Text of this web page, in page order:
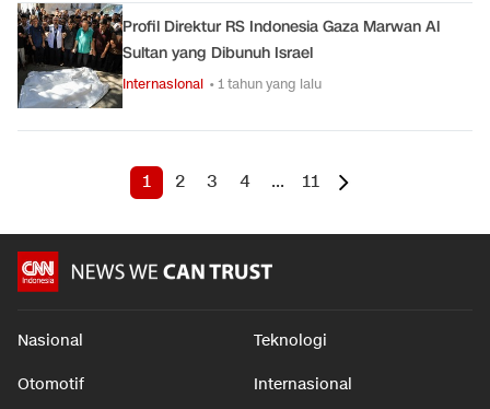
Profil Direktur RS Indonesia Gaza Marwan Al
Sultan yang Dibunuh Israel
Internasional • 1 tahun yang lalu
1 2 3 4 ... 11
Nasional Teknologi
Otomotif Internasional